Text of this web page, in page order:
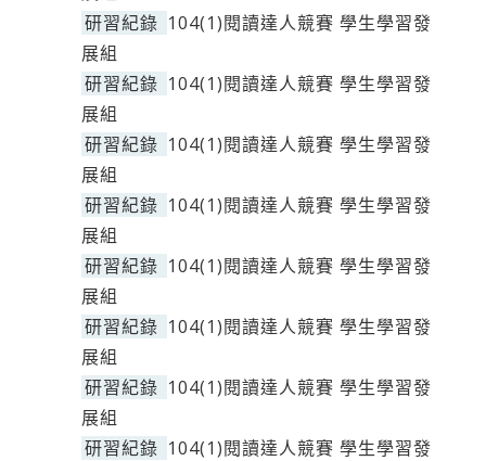
研習紀錄 104(1)閱讀達人競賽 學生學習發
展組
研習紀錄 104(1)閱讀達人競賽 學生學習發
展組
研習紀錄 104(1)閱讀達人競賽 學生學習發
展組
研習紀錄 104(1)閱讀達人競賽 學生學習發
展組
研習紀錄 104(1)閱讀達人競賽 學生學習發
展組
研習紀錄 104(1)閱讀達人競賽 學生學習發
展組
研習紀錄 104(1)閱讀達人競賽 學生學習發
展組
研習紀錄 104(1)閱讀達人競賽 學生學習發